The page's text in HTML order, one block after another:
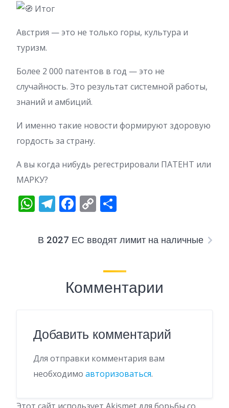
Итог
Австрия — это не только горы, культура и
туризм.
Более 2 000 патентов в год — это не
случайность. Это результат системной работы,
знаний и амбиций.
И именно такие новости формируют здоровую
гордость за страну.
А вы когда нибудь регестрировали ПАТЕНТ или
МАРКУ?
WhatsApp
Telegram
Facebook
Copy
В 2027 ЕС вводят лимит на наличные
Комментарии
Добавить комментарий
Для отправки комментария вам
необходимо авторизоваться.